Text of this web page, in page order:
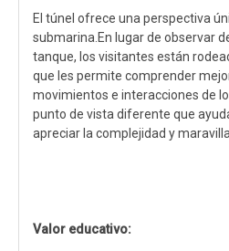
El túnel ofrece una perspectiva
submarina.En lugar de observar
tanque, los visitantes están
que les permite comprender
movimientos e interacciones de
punto de vista diferente que
apreciar la complejidad y
Valor educativo: